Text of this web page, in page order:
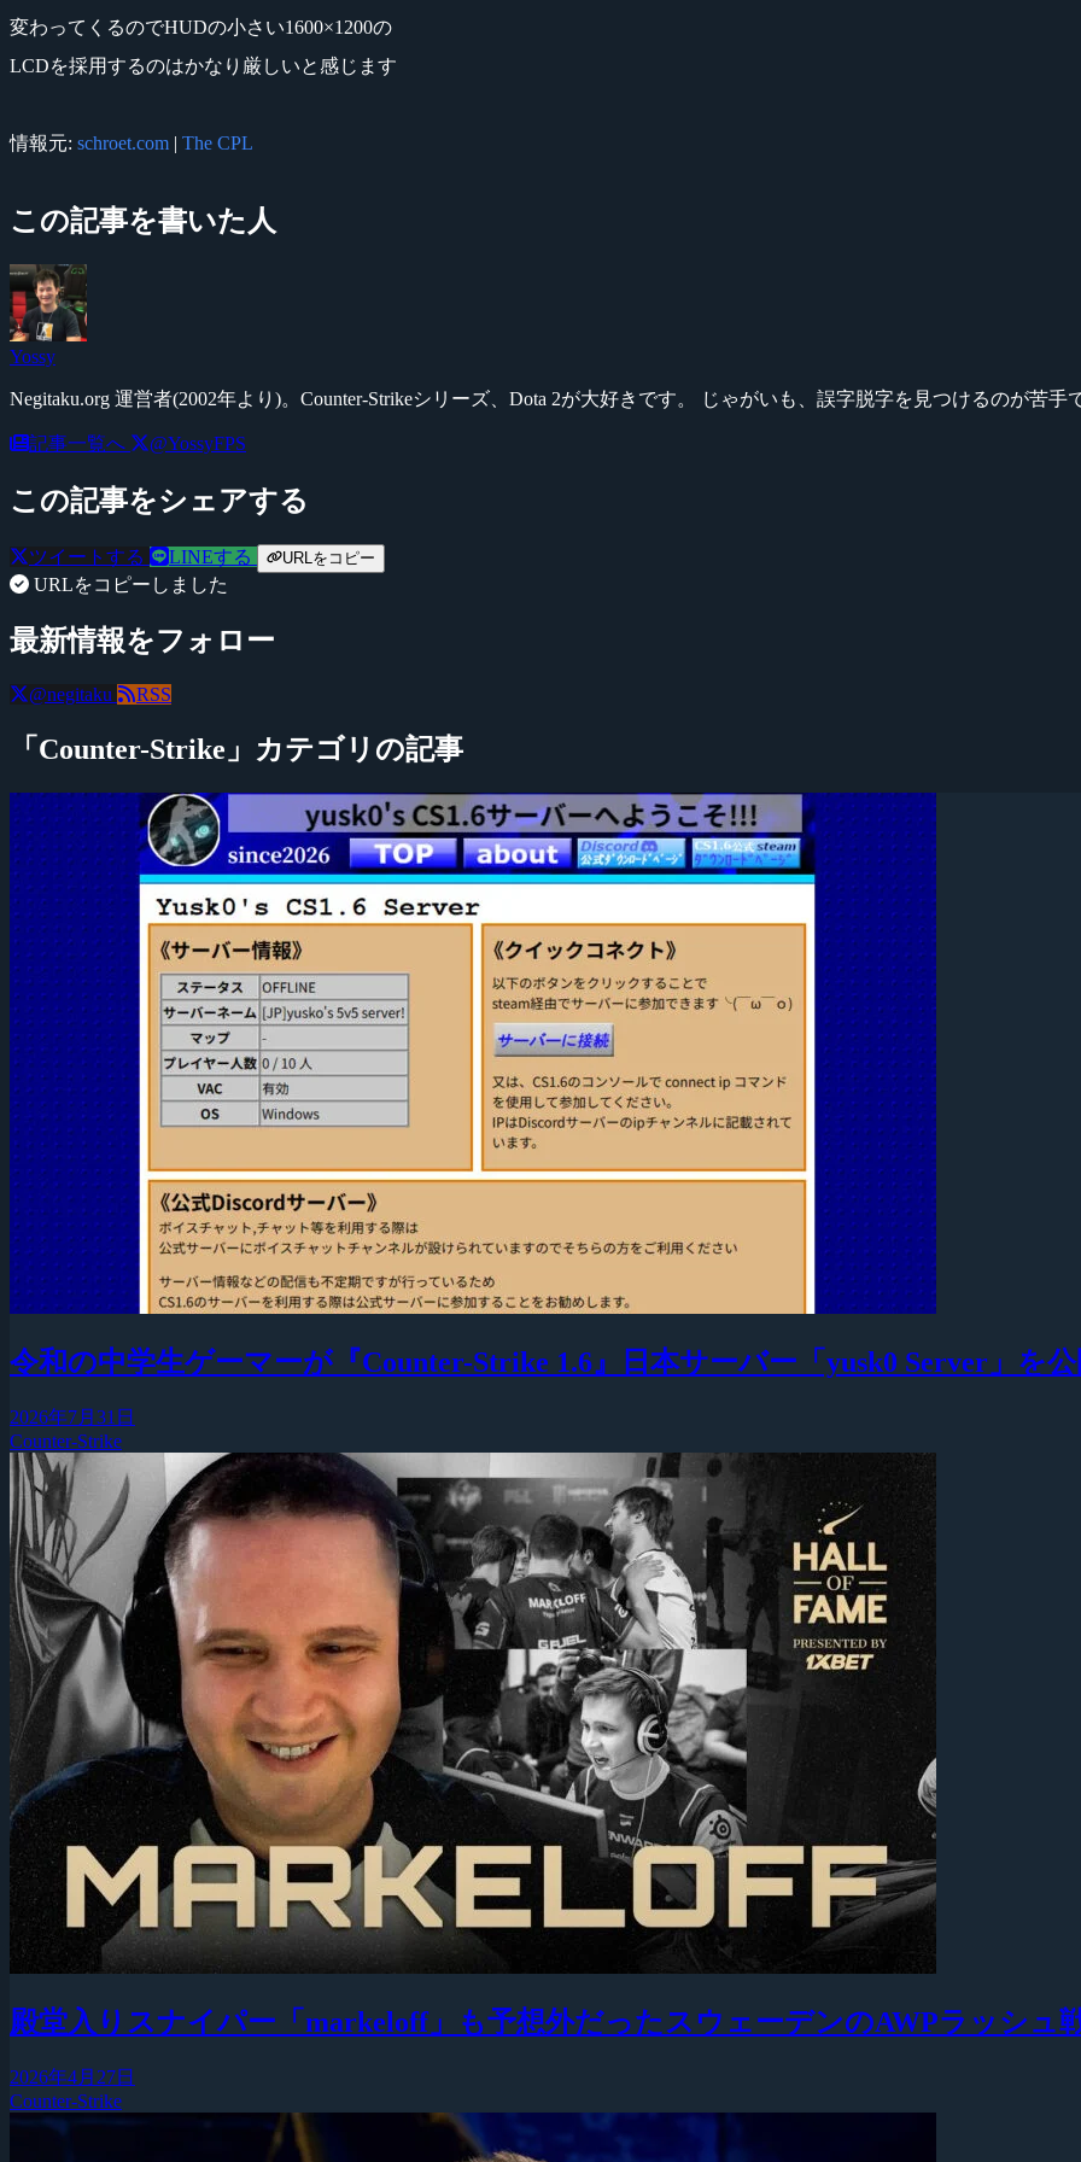
変わってくるのでHUDの小さい1600×1200の
LCDを採用するのはかなり厳しいと感じます
情報元: schroet.com | The CPL
この記事を書いた人
Yossy
Negitaku.org 運営者(2002年より)。Counter-Strikeシリーズ、Dota 2が大好きです。 じゃがいも、誤字脱字を見つけるのが苦
記事一覧へ @YossyFPS
この記事をシェアする
ツイートする LINEする URLをコピー
URLをコピーしました
最新情報をフォロー
@negitaku RSS
「Counter-Strike」カテゴリの記事
令和の中学生ゲーマーが『Counter-Strike 1.6』日本サーバー「yusk0 Server」を
2026年7月31日
Counter-Strike
殿堂入りスナイパー「markeloff」も予想外だったスウェーデンのAWPラッシュ
2026年4月27日
Counter-Strike